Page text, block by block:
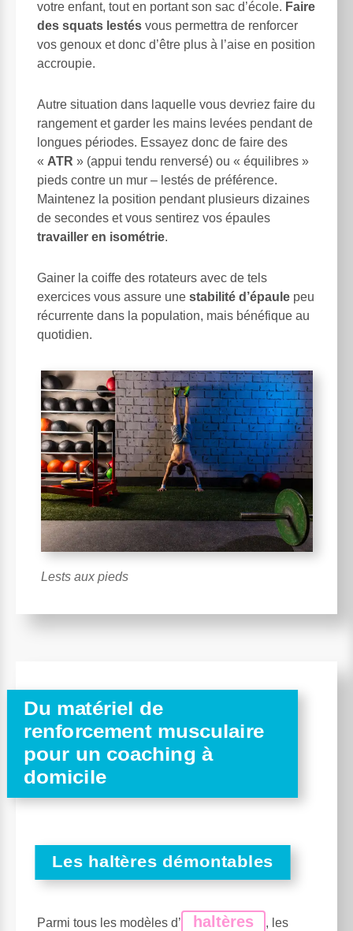
votre enfant, tout en portant son sac d’école. Faire
des squats lestés vous permettra de renforcer
vos genoux et donc d’être plus à l’aise en position
accroupie.
Autre situation dans laquelle vous devriez faire du
rangement et garder les mains levées pendant de
longues périodes. Essayez donc de faire des
« ATR » (appui tendu renversé) ou « équilibres »
pieds contre un mur – lestés de préférence.
Maintenez la position pendant plusieurs dizaines
de secondes et vous sentirez vos épaules
travailler en isométrie.
Gainer la coiffe des rotateurs avec de tels
exercices vous assure une stabilité d’épaule peu
récurrente dans la population, mais bénéfique au
quotidien.
Lests aux pieds
Du matériel de
renforcement musculaire
pour un coaching à
domicile
Les haltères démontables
Parmi tous les modèles d’ haltères
, les